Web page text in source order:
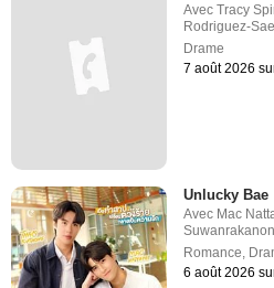
AvecTracy
Rodriguez-
Drame
7 août 2026
Unlucky Bae
Avec Mac
Romance,
6 août 2026